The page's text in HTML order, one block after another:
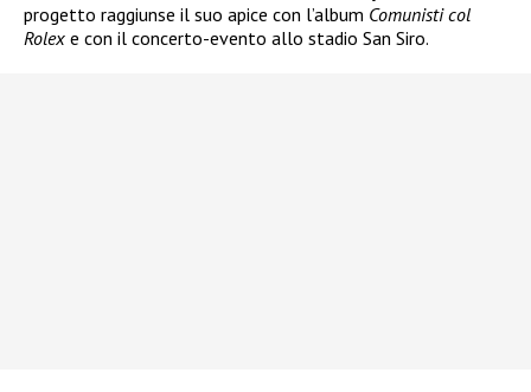
progetto raggiunse il suo apice con l’album Comunisti col
Rolex e con il concerto-evento allo stadio San Siro.